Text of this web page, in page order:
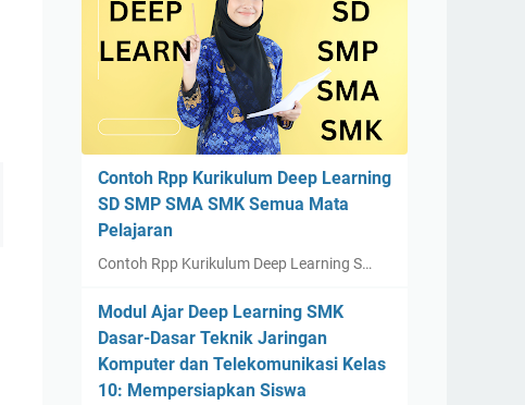
Contoh Rpp Kurikulum Deep Learning
SD SMP SMA SMK Semua Mata
Pelajaran
Contoh Rpp Kurikulum Deep Learning S…
Modul Ajar Deep Learning SMK
Dasar-Dasar Teknik Jaringan
Komputer dan Telekomunikasi Kelas
10: Mempersiapkan Siswa